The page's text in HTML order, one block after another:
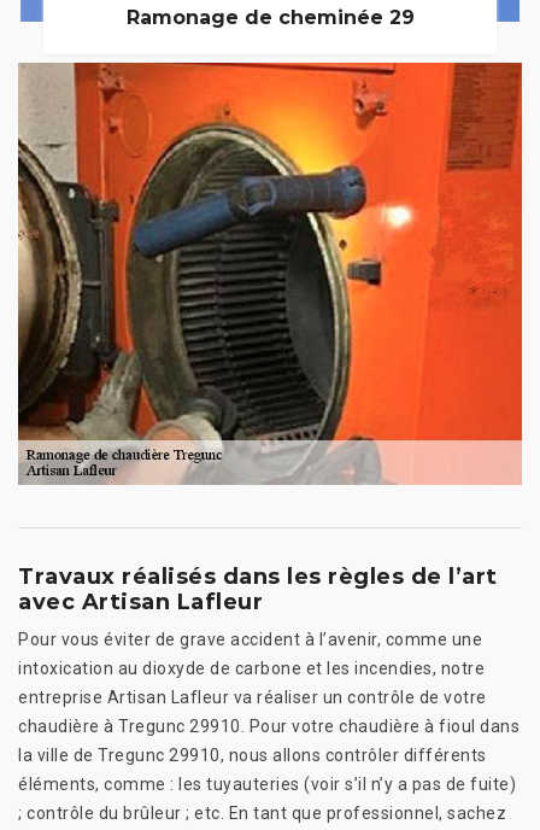
Ramonage de cheminée 29
Travaux réalisés dans les règles de l’art
avec Artisan Lafleur
Pour vous éviter de grave accident à l’avenir, comme une
intoxication au dioxyde de carbone et les incendies, notre
entreprise Artisan Lafleur va réaliser un contrôle de votre
chaudière à Tregunc 29910. Pour votre chaudière à fioul dans
la ville de Tregunc 29910, nous allons contrôler différents
éléments, comme : les tuyauteries (voir s’il n’y a pas de fuite)
; contrôle du brûleur ; etc. En tant que professionnel, sachez